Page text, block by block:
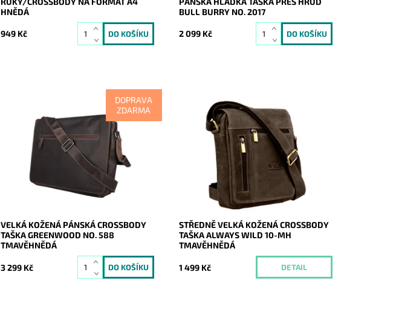
HNĚDÁ
949 Kč
BULL BURRY NO. 2017
2 099 Kč
DOPRAVA
ZDARMA
Velká kožená tmavěhnědá pevná
pánská crossbody taška australské
značky GreenWood, do které se vejde
formát A4.
Dostupnost:
Skladem
GreenWood
2 roky
VELKÁ KOŽENÁ PÁNSKÁ CROSSBODY
TAŠKA GREENWOOD NO. 588
TMAVĚHNĚDÁ
3 299 Kč
Nedílnou "součástí" každého muže je
tato středně velká crossbody kožená
taška v tmavěhnědé barvě oblíbené
značky Always Wild.
Dostupnost:
Momentálně
nedostupné
21005
Značka:
Wild
2 roky
STŘEDNĚ VELKÁ KOŽENÁ CROSSBODY
TAŠKA ALWAYS WILD 10-MH
TMAVĚHNĚDÁ
1 499 Kč DETAIL